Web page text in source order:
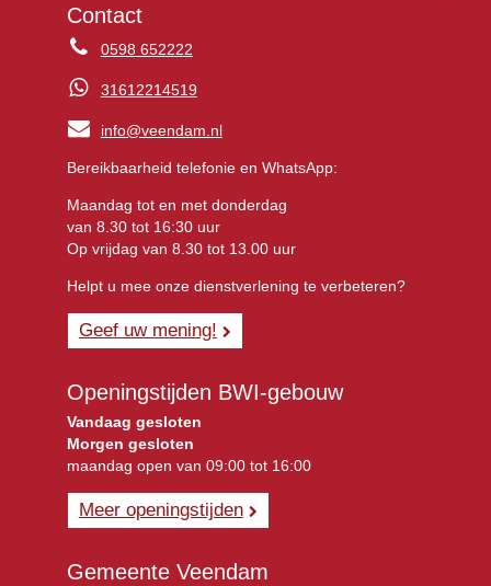
Contact
0598 652222
31612214519
info@veendam.nl
Bereikbaarheid telefonie en WhatsApp:
Maandag tot en met donderdag
van 8.30 tot 16:30 uur
Op vrijdag van 8.30 tot 13.00 uur
Helpt u mee onze dienstverlening te verbeteren?
Geef uw mening!
Openingstijden BWI-gebouw
Vandaag gesloten
Morgen gesloten
maandag open van 09:00 tot 16:00
Meer openingstijden
Gemeente Veendam